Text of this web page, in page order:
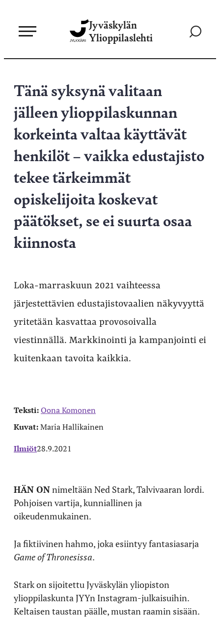
sisältöön
Jyväskylän
Ylioppilaslehti
Siirry
Tänä syksynä valitaan
jälleen ylioppilaskunnan
korkeinta valtaa käyttävät
henkilöt – vaikka edustajisto
tekee tärkeimmät
opiskelijoita koskevat
päätökset, se ei suurta osaa
kiinnosta
Loka-marraskuun 2021 vaihteessa
järjestettävien edustajistovaalien näkyvyyttä
yritetään kasvattaa provosoivalla
viestinnällä. Markkinointi ja kampanjointi ei
kuitenkaan tavoita kaikkia.
Teksti:Oona Komonen
Kuvat:Maria Hallikainen
Ilmiöt28.9.2021
HÄN ONnimeltään Ned Stark, Talvivaaran lordi.
Pohjoisen vartija, kunniallinen ja
oikeudenmukainen.
Ja fiktiivinen hahmo, joka esiintyy fantasiasarja
Game of Thronesissa.
Stark on sijoitettu Jyväskylän yliopiston
ylioppilaskunta JYYn Instagram-julkaisuihin.
Keltaisen taustan päälle, mustan raamin sisään.